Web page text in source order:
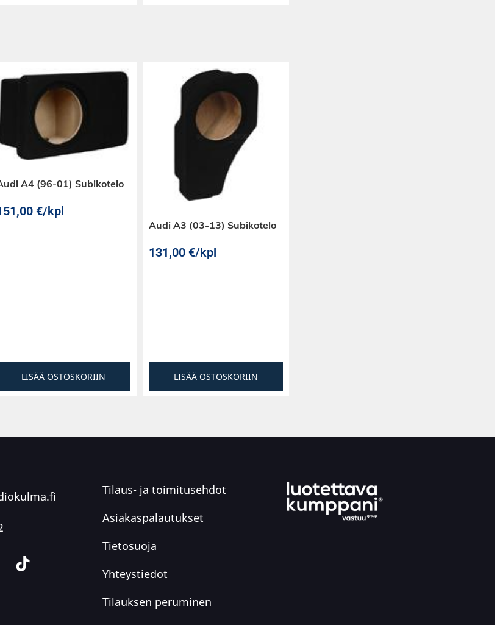
A4 (96-01) Subikotelo
€/kpl
LISÄÄ OSTOSKORIIN
Audi A3 (03-13) Subikotelo
131,00 €/kpl
LISÄÄ OSTOSKORIIN
Tilaus- ja toimitusehdot
Asiakaspalautukset
Tietosuoja
Yhteystiedot
Tilauksen peruminen